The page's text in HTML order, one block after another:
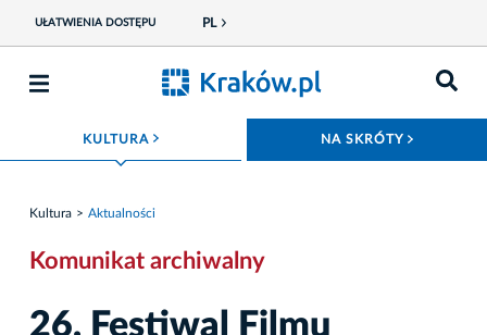
UŁATWIENIA DOSTĘPU PL
KULTURA ROZWIŃ MENU NA SKRÓTY
Kultura Aktualności
Komunikat archiwalny
26. Festiwal Filmu